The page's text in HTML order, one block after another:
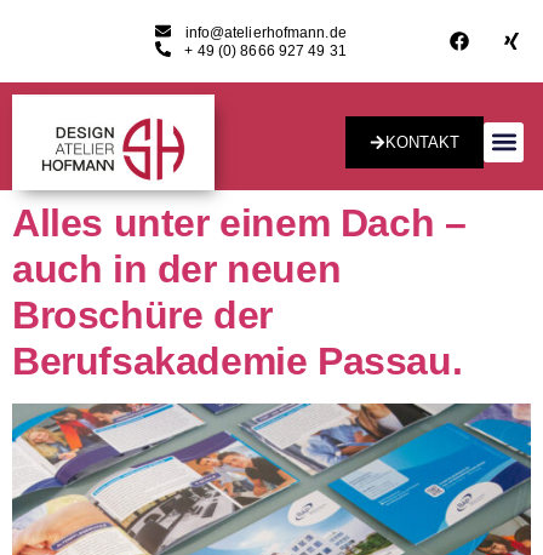
info@atelierhofmann.de
+ 49 (0) 8666 927 49 31
KONTAKT
Alles unter einem Dach –
auch in der neuen
Broschüre der
Berufsakademie Passau.